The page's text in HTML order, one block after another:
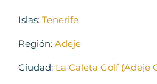
Islas: Tenerife
Región: Adeje
Ciudad: La Caleta Golf (Adeje